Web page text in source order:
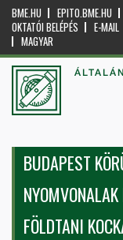
BME.HU EPITO.BME.HU
OKTATÓI BELÉPÉS
E-MAIL
MAGYAR
BUDAPEST
FÖLDTANI